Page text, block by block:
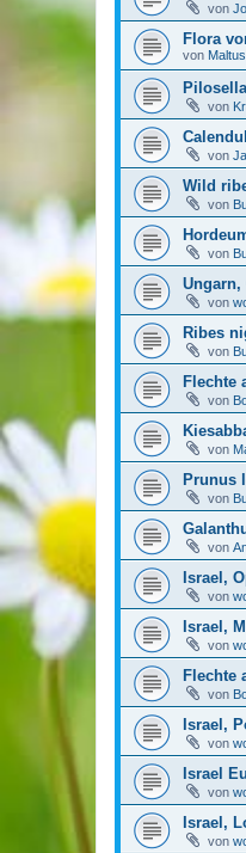
von
Flora
von Maltus
von
von
Wild
von
von
Ungarn,
von
Ribes
von
Flechte
von
von
Prunus
von
von
Israel,
von
Israel,
von
Flechte
von
Israel,
von
Israel
von
Israel,
von